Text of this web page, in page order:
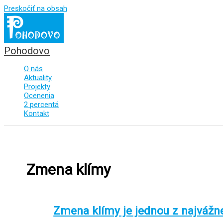
Preskočiť na obsah
Pohodovo
O nás
Aktuality
Projekty
Ocenenia
2 percentá
Kontakt
Zmena klímy
Zmena klímy je jednou z